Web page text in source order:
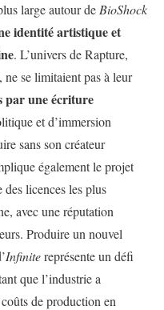
large autour de BioShock
identité artistique et
. L’univers de Rapture,
, ne se limitaient pas à leur
par une écriture
et d’immersion
sans son créateur
également le projet
des licences les plus
avec une réputation
Produire un nouvel
Infinitereprésente un défi
que l’industrie a
de production en